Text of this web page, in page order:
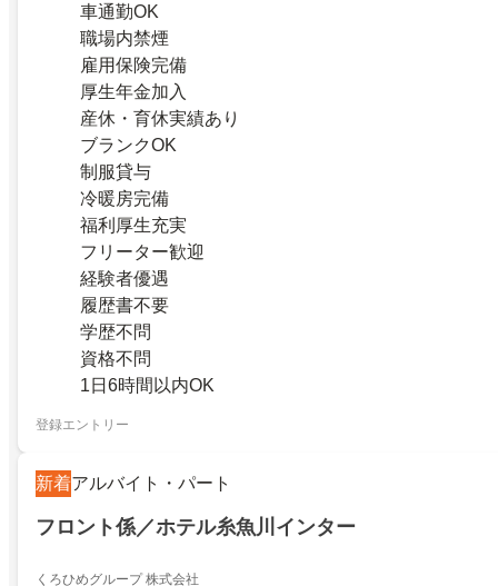
車通勤OK
職場内禁煙
雇用保険完備
厚生年金加入
産休・育休実績あり
ブランクOK
制服貸与
冷暖房完備
福利厚生充実
フリーター歓迎
経験者優遇
履歴書不要
学歴不問
資格不問
1日6時間以内OK
登録エントリー
新着アルバイト・パート
フロント係／ホテル糸魚川インター
くろひめグループ 株式会社